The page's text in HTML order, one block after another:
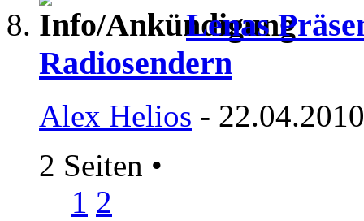
Lenas
Radiosendern
Alex Helios -
2 Seiten •
1 2